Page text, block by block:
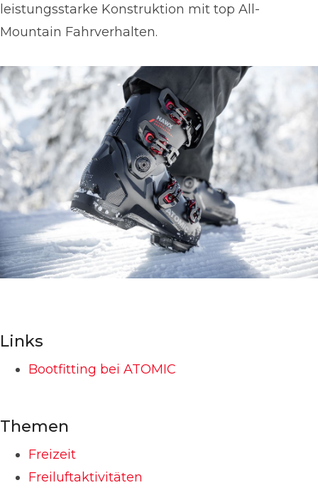
leistungsstarke Konstruktion mit top All-
Mountain Fahrverhalten.
Links
Bootfitting bei ATOMIC
Themen
Freizeit
Freiluftaktivitäten